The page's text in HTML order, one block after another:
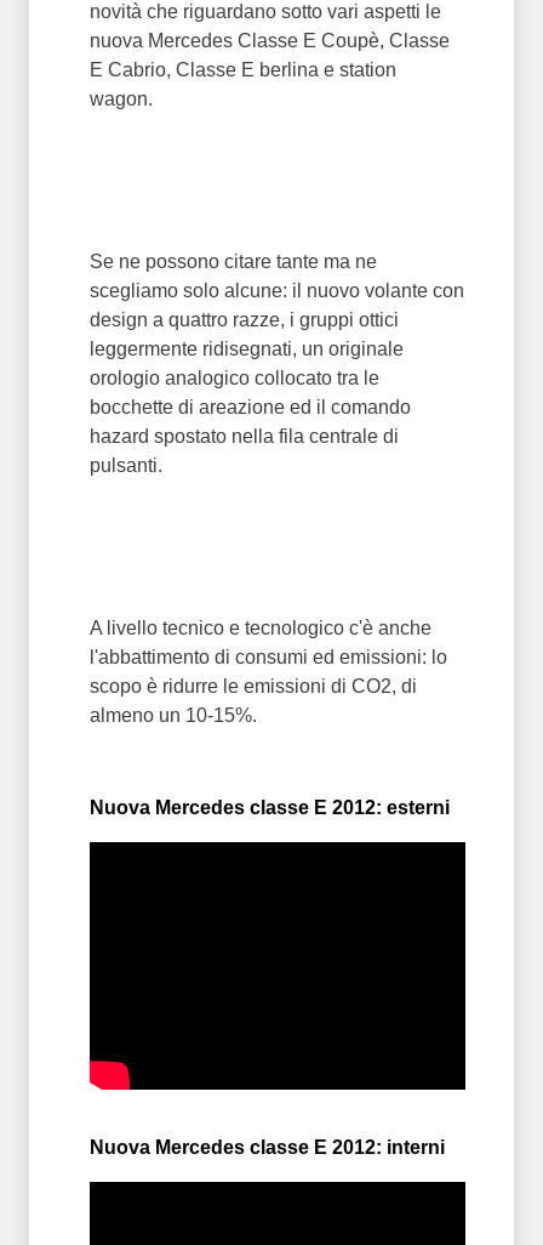
novità che riguardano sotto vari aspetti le
nuova Mercedes Classe E Coupè, Classe
E Cabrio, Classe E berlina e station
wagon.
Se ne possono citare tante ma ne
scegliamo solo alcune: il nuovo volante con
design a quattro razze, i gruppi ottici
leggermente ridisegnati, un originale
orologio analogico collocato tra le
bocchette di areazione ed il comando
hazard spostato nella fila centrale di
pulsanti.
A livello tecnico e tecnologico c'è anche
l'abbattimento di consumi ed emissioni: lo
scopo è ridurre le emissioni di CO2, di
almeno un 10-15%.
Nuova Mercedes classe E 2012: esterni
Nuova Mercedes classe E 2012: interni